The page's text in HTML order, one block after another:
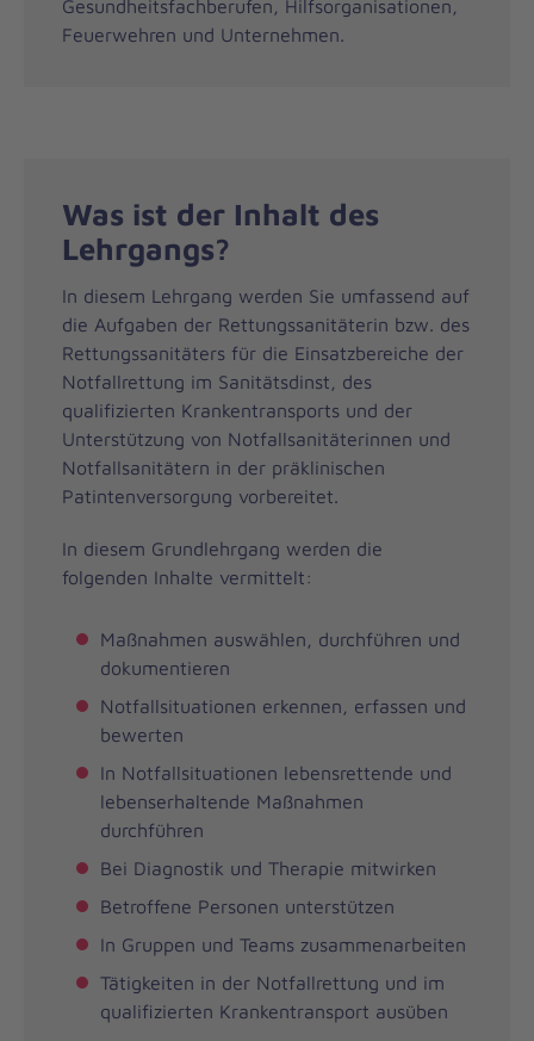
Gesundheitsfachberufen, Hilfsorganisationen,
Feuerwehren und Unternehmen.
Was ist der Inhalt des
Lehrgangs?
In diesem Lehrgang werden Sie umfassend auf
die Aufgaben der Rettungssanitäterin bzw. des
Rettungssanitäters für die Einsatzbereiche der
Notfallrettung im Sanitätsdinst, des
qualifizierten Krankentransports und der
Unterstützung von Notfallsanitäterinnen und
Notfallsanitätern in der präklinischen
Patintenversorgung vorbereitet.
In diesem Grundlehrgang werden die
folgenden Inhalte vermittelt:
Maßnahmen auswählen, durchführen und
dokumentieren
Notfallsituationen erkennen, erfassen und
bewerten
In Notfallsituationen lebensrettende und
lebenserhaltende Maßnahmen
durchführen
Bei Diagnostik und Therapie mitwirken
Betroffene Personen unterstützen
In Gruppen und Teams zusammenarbeiten
Tätigkeiten in der Notfallrettung und im
qualifizierten Krankentransport ausüben